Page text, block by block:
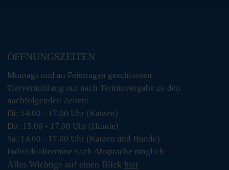
ÖFFNUNGSZEITEN
Montags und an Feiertagen geschlossen
Tiervermittlung nur nach Terminvergabe zu den
nachfolgenden Zeiten:
Di: 14.00 - 17.00 Uhr (Katzen)
Do: 15.00 - 17.00 Uhr (Hunde)
Sa: 14.00 - 17.00 Uhr (Katzen und Hunde)
Individualtermine nach Absprache möglich
Alles Wichtige auf einen Blick hier